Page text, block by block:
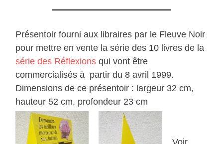
Présentoir fourni aux libraires par le Fleuve Noir
pour mettre en vente la série des 10 livres de la
série des Réflexionsqui vont être
commercialisés à partir du 8 avril 1999.
Dimensions de ce présentoir : largeur 32 cm,
hauteur 52 cm, profondeur 23 cm
Voir